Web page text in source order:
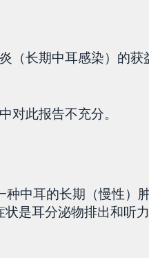
（长期中耳感染）的获
对此报告不充分。
种中耳的长期（慢性）
是耳分泌物排出和听